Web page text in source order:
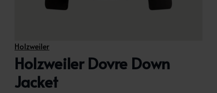
Holzweiler
Holzweiler Dovre Down
Jacket